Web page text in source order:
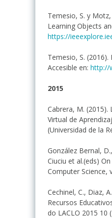
Temesio, S. y
Learning Objects
https://
Temesio, S.
Accesible en: http://
2015
Cabrera, M.
Virtual de
(Universidad de la
González Bernal,
Ciuciu et al.(eds)
Computer Science,
Cechinel, C., Diaz,
Recursos
do LACLO 2015 10